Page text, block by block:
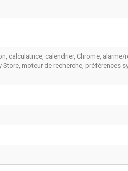
calculatrice, calendrier, Chrome, alarme/
moteur de recherche, préférences